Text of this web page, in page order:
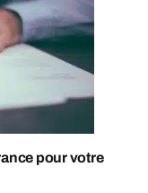
pour votre